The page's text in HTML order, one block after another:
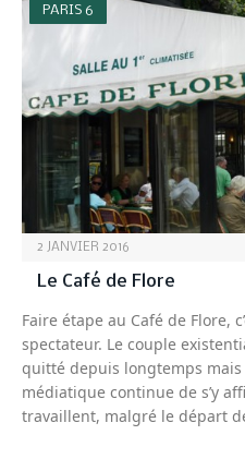
PARIS 6
2 JANVIER 2016
Le Café de Flore
Faire étape au Café de Flore,
spectateur. Le couple
quitté depuis longtemps
médiatique continue de s’y
travaillent, malgré le départ